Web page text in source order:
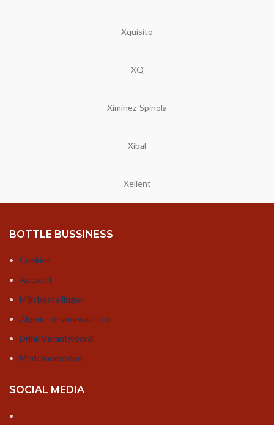
Xquisito
XQ
Ximinez-Spinola
Xibal
Xellent
BOTTLE BUSSINESS
Cookies
Account
Mijn bestellingen
Algemene voorwaarden
Drink Verantwoord!
Merk aanmelden
SOCIAL MEDIA